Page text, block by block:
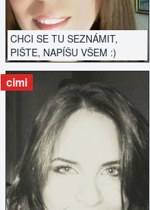
CHCI SE TU SEZNÁMIT,
PIŠTE, NAPÍŠU VŠEM :)
cimi
ZOBRAZIT INZERÁT